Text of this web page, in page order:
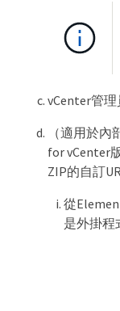
vCenter管理
（適用於
for vCenter
ZIP的自訂
從
是外掛程